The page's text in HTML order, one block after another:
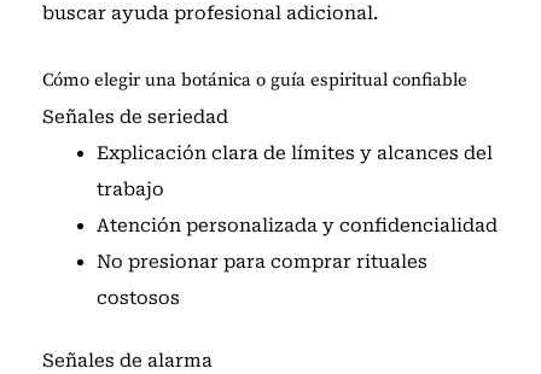
buscar ayuda profesional adicional.
Cómo elegir una botánica o guía espiritual confiable
Señales de seriedad
Explicación clara de límites y alcances del
trabajo
Atención personalizada y confidencialidad
No presionar para comprar rituales
costosos
Señales de alarma